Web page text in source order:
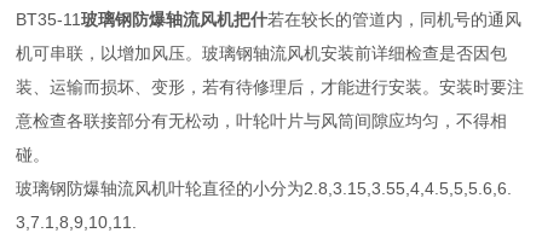
BT35-11玻璃钢防爆轴流风机把什若在较长的管道内，同机号的通风
机可串联，以增加风压。玻璃钢轴流风机安装前详细检查是否因包
装、运输而损坏、变形，若有待修理后，才能进行安装。安装时要注
意检查各联接部分有无松动，叶轮叶片与风筒间隙应均匀，不得相
碰。
玻璃钢防爆轴流风机叶轮直径的小分为2.8,3.15,3.55,4,4.5,5,5.6,6.
3,7.1,8,9,10,11.